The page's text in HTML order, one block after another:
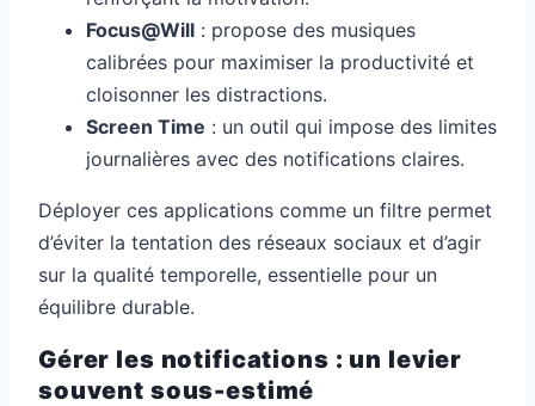
Focus@Will : propose des musiques
calibrées pour maximiser la productivité et
cloisonner les distractions.
Screen Time : un outil qui impose des limites
journalières avec des notifications claires.
Déployer ces applications comme un filtre permet
d’éviter la tentation des réseaux sociaux et d’agir
sur la qualité temporelle, essentielle pour un
équilibre durable.
Gérer les notifications : un levier
souvent sous-estimé